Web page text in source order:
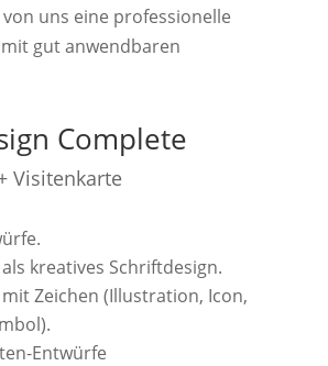
uns eine professionelle
gut anwendbaren
Complete
Visitenkarte
kreatives Schriftdesign.
Zeichen (Illustration, Icon,
Entwürfe